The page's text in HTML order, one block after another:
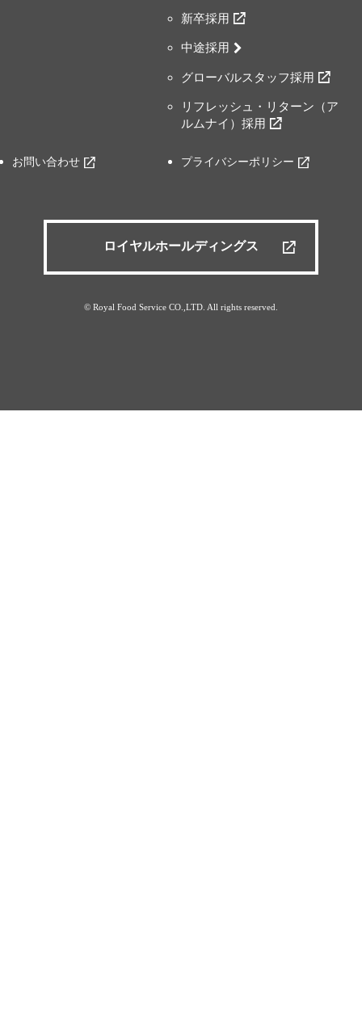
新卒採用
中途採用
グローバルスタッフ採用
リフレッシュ・リターン（ア
ルムナイ）採用
お問い合わせ プライバシーポリシー
ロイヤルホールディングス
© Royal Food Service CO.,LTD. All rights reserved.